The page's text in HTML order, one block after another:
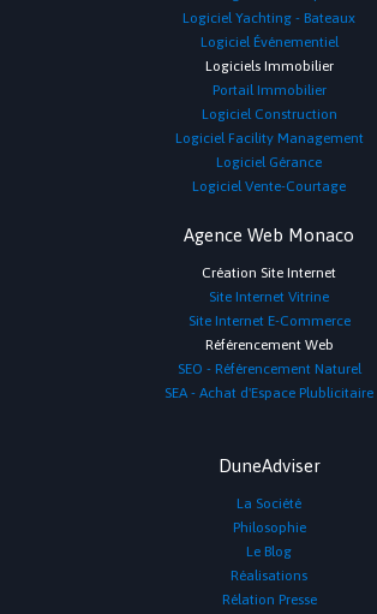
Logiciel Yachting - Bateaux
Logiciel Événementiel
Logiciels Immobilier
Portail Immobilier
Logiciel Construction
Logiciel Facility Management
Logiciel Gérance
Logiciel Vente-Courtage
Agence Web Monaco
Création Site Internet
Site Internet Vitrine
Site Internet E-Commerce
Référencement Web
SEO - Référencement Naturel
SEA - Achat d'Espace Plublicitaire
DuneAdviser
La Société
Philosophie
Le Blog
Réalisations
Rélation Presse